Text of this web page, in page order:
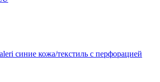
синие кожа/текстиль с перфорацией